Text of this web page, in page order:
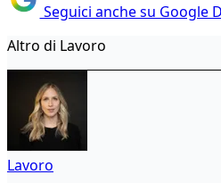
Seguici anche su Google
Altro di Lavoro
Lavoro